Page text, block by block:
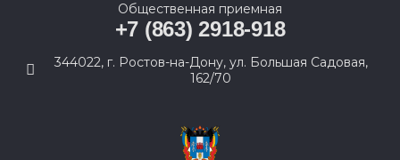
Общественная приемная
+7 (863) 2918-918
344022, г. Ростов-на-Дону, ул. Большая Садовая,
162/70